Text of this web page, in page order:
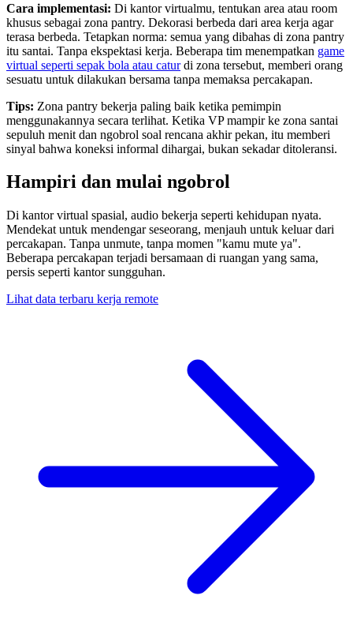
Cara implementasi: Di kantor virtualmu, tentukan area atau room
khusus sebagai zona pantry. Dekorasi berbeda dari area kerja agar
terasa berbeda. Tetapkan norma: semua yang dibahas di zona pantry
itu santai. Tanpa ekspektasi kerja. Beberapa tim menempatkan game
virtual seperti sepak bola atau caturdi zona tersebut, memberi orang
sesuatu untuk dilakukan bersama tanpa memaksa percakapan.
Tips: Zona pantry bekerja paling baik ketika pemimpin
menggunakannya secara terlihat. Ketika VP mampir ke zona santai
sepuluh menit dan ngobrol soal rencana akhir pekan, itu memberi
sinyal bahwa koneksi informal dihargai, bukan sekadar ditoleransi.
Hampiri dan mulai ngobrol
Di kantor virtual spasial, audio bekerja seperti kehidupan nyata.
Mendekat untuk mendengar seseorang, menjauh untuk keluar dari
percakapan. Tanpa unmute, tanpa momen "kamu mute ya".
Beberapa percakapan terjadi bersamaan di ruangan yang sama,
persis seperti kantor sungguhan.
Lihat data terbaru kerja remote